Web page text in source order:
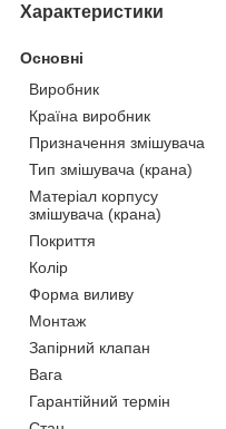
Характеристики
Основні
Виробник
Країна виробник
Призначення змішувача
Тип змішувача (крана)
Матеріал корпусу
змішувача (крана)
Покриття
Колір
Форма виливу
Монтаж
Запірний клапан
Вага
Гарантійний термін